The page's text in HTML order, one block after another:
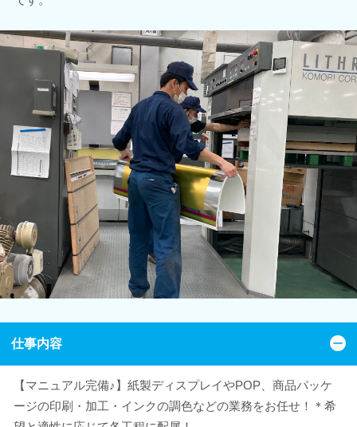
仕事内容
【マニュアル完備♪】紙製ディスプレイやPOP、商品パッケ
ージの印刷・加工・インクの調色などの業務をお任せ！＊希